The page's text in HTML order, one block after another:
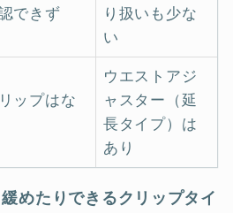
できず
り扱いも少な
い
ップはな
ウエストアジ
ャスター（延
長タイプ）は
あり
めたりできるクリップタイ